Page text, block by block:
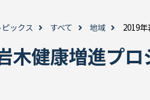
ピックス すべて 地域 2019
木健康増進プ